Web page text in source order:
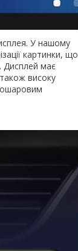
У нашому
картинки, що
Дисплей має
високу